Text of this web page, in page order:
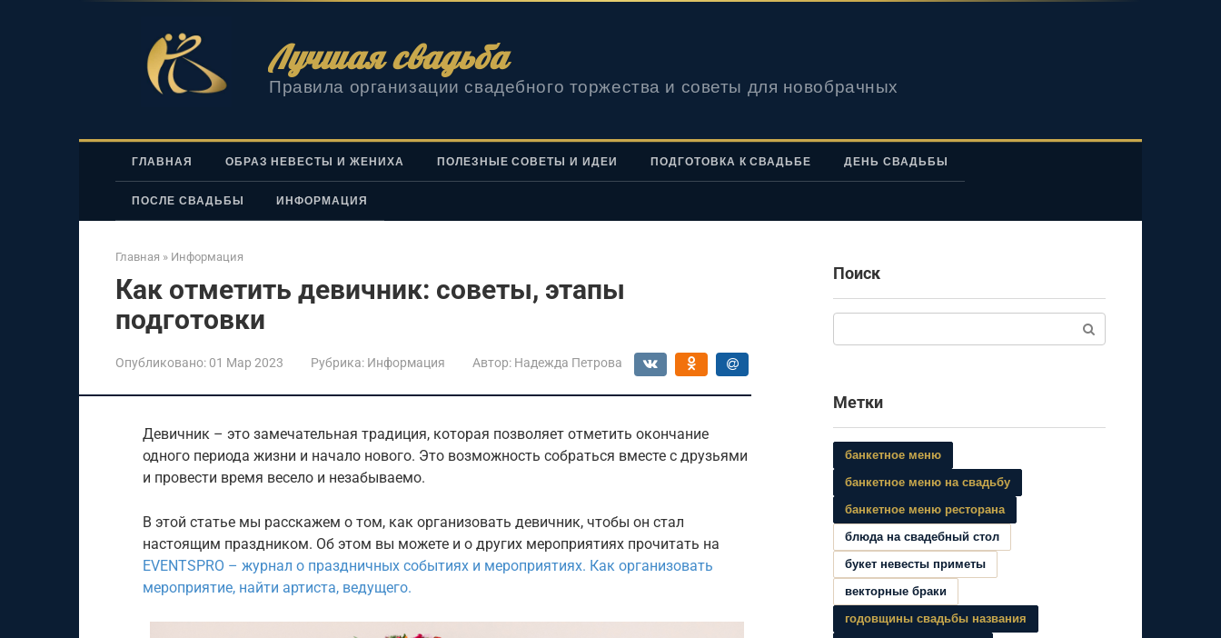
Лучшая свадьба
Правила организации свадебного торжества и советы для новобрачных
ГЛАВНАЯ ОБРАЗ НЕВЕСТЫ И ЖЕНИХА ПОЛЕЗНЫЕ СОВЕТЫ И ИДЕИ ПОДГОТОВКА К СВАДЬБЕ ДЕНЬ СВАДЬБЫ
ПОСЛЕ СВАДЬБЫ ИНФОРМАЦИЯ
Главная » Информация
Как отметить девичник: советы, этапы
подготовки
Опубликовано: 01 Мар 2023 Рубрика: Информация Автор: Надежда Петрова
Девичник – это замечательная традиция, которая позволяет отметить окончание
одного периода жизни и начало нового. Это возможность собраться вместе с друзьями
и провести время весело и незабываемо.
В этой статье мы расскажем о том, как организовать девичник, чтобы он стал
настоящим праздником. Об этом вы можете и о других мероприятиях прочитать на
EVENTSPRO – журнал о праздничных событиях и мероприятиях. Как организовать
мероприятие, найти артиста, ведущего.
Поиск
Метки
банкетное меню
банкетное меню на свадьбу
банкетное меню ресторана
блюда на свадебный стол
букет невесты приметы
векторные браки
годовщины свадьбы названия